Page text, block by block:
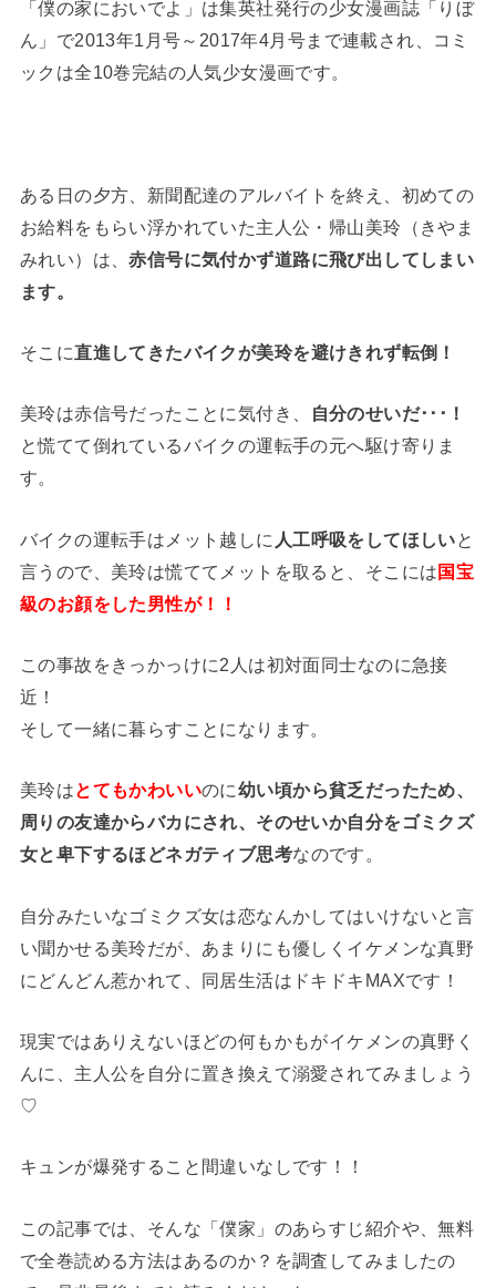
「僕の家においでよ」は集英社発行の少女漫画誌「りぼ
ん」で2013年1月号～2017年4月号まで連載され、コミ
ックは全10巻完結の人気少女漫画です。
ある日の夕方、新聞配達のアルバイトを終え、初めての
お給料をもらい浮かれていた主人公・帰山美玲（きやま
みれい）は、赤信号に気付かず道路に飛び出してしまい
ます。
そこに直進してきたバイクが美玲を避けきれず転倒！
美玲は赤信号だったことに気付き、
自分のせいだ･･･！
と慌てて倒れているバイクの運転手の元へ駆け寄りま
す。
バイクの運転手はメット越しに 人工呼吸をしてほしいと
言うので、美玲は慌ててメットを取ると、そこには 国宝
級のお顔をした男性が！！
この事故をきっかっけに2人は初対面同士なのに急接
近！
そして一緒に暮らすことになります。
美玲はとてもかわいいのに幼い頃から貧乏だったため、
周りの友達からバカにされ、そのせいか自分をゴミクズ
女と卑下するほどネガティブ思考なのです。
自分みたいなゴミクズ女は恋なんかしてはいけないと言
い聞かせる美玲だが、あまりにも優しくイケメンな真野
にどんどん惹かれて、同居生活はドキドキMAXです！
現実ではありえないほどの何もかもがイケメンの真野く
んに、主人公を自分に置き換えて溺愛されてみましょう
♡
キュンが爆発すること間違いなしです！！
この記事では、そんな「僕家」のあらすじ紹介や、無料
で全巻読める方法はあるのか？を調査してみましたの